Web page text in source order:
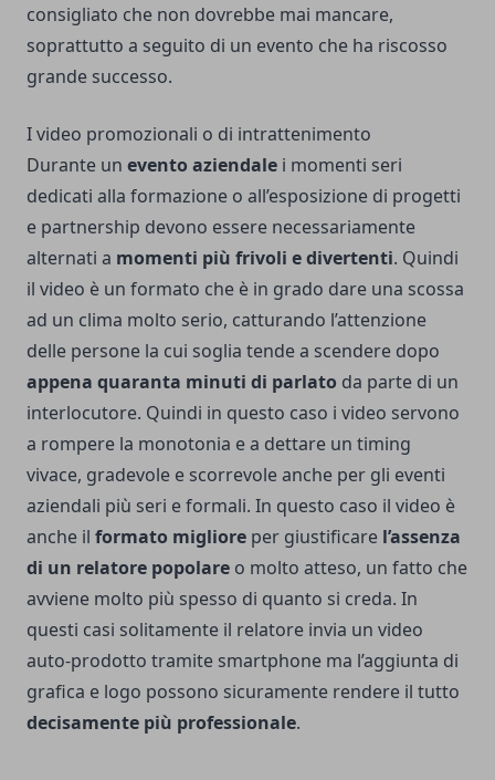
consigliato che non dovrebbe mai mancare,
soprattutto a seguito di un evento che ha riscosso
grande successo.
I video promozionali o di intrattenimento
Durante un evento aziendale i momenti seri
dedicati alla formazione o all’esposizione di progetti
e partnership devono essere necessariamente
alternati a momenti più frivoli e divertenti. Quindi
il video è un formato che è in grado dare una scossa
ad un clima molto serio, catturando l’attenzione
delle persone la cui soglia tende a scendere dopo
appena quaranta minuti di parlato da parte di un
interlocutore. Quindi in questo caso i video servono
a rompere la monotonia e a dettare un timing
vivace, gradevole e scorrevole anche per gli eventi
aziendali più seri e formali. In questo caso il video è
anche il formato migliore per giustificare l’assenza
di un relatore popolare o molto atteso, un fatto che
avviene molto più spesso di quanto si creda. In
questi casi solitamente il relatore invia un video
auto-prodotto tramite smartphone ma l’aggiunta di
grafica e logo possono sicuramente rendere il tutto
decisamente più professionale.